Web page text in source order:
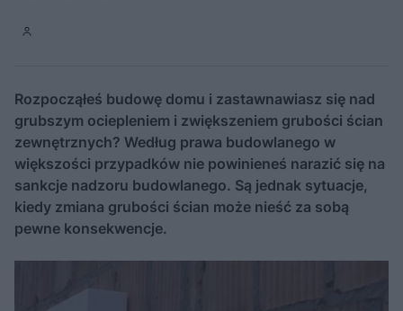
Rozpocząłeś budowę domu i zastawnawiasz się nad
grubszym ociepleniem i zwiększeniem grubości ścian
zewnętrznych? Według prawa budowlanego w
większości przypadków nie powinieneś narazić się na
sankcje nadzoru budowlanego. Są jednak sytuacje,
kiedy zmiana grubości ścian może nieść za sobą
pewne konsekwencje.